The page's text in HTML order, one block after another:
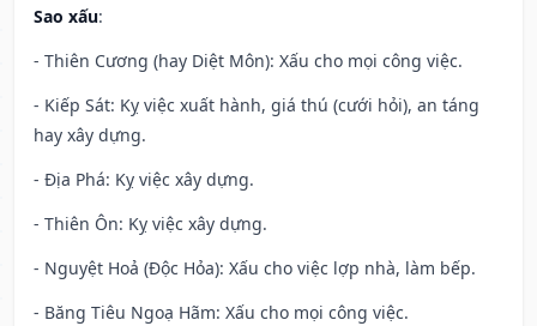
Sao xấu:
- Thiên Cương (hay Diệt Môn): Xấu cho mọi công việc.
- Kiếp Sát: Kỵ việc xuất hành, giá thú (cưới hỏi), an táng
hay xây dựng.
- Địa Phá: Kỵ việc xây dựng.
- Thiên Ôn: Kỵ việc xây dựng.
- Nguyệt Hoả (Độc Hỏa): Xấu cho việc lợp nhà, làm bếp.
- Băng Tiêu Ngoạ Hãm: Xấu cho mọi công việc.